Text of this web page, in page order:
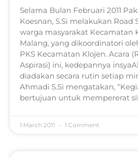
Selama Bulan Februari 2011
Koesnan, S.Si melakukan Road
warga masyarakat Kecamatan
Malang, yang dikoordinatori
PKS Kecamatan Klojen. Acara
Aspirasi) ini, kedepannya
diadakan secara rutin setiap
Ahmadi S.Si mengatakan,
bertujuan untuk mempererat
1 March 2011 1 Comment